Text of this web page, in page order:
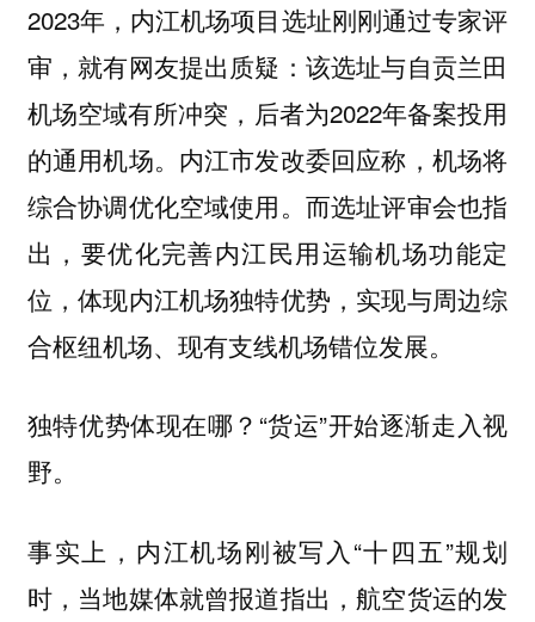
2023年，内江机场项目选址刚刚通过专家评
审，就有网友提出质疑：该选址与自贡兰田
机场空域有所冲突，后者为2022年备案投用
的通用机场。内江市发改委回应称，机场将
综合协调优化空域使用。而选址评审会也指
出，要优化完善内江民用运输机场功能定
位，体现内江机场独特优势，实现与周边综
合枢纽机场、现有支线机场错位发展。
独特优势体现在哪？“货运”开始逐渐走入视
野。
事实上，内江机场刚被写入“十四五”规划
时，当地媒体就曾报道指出，航空货运的发